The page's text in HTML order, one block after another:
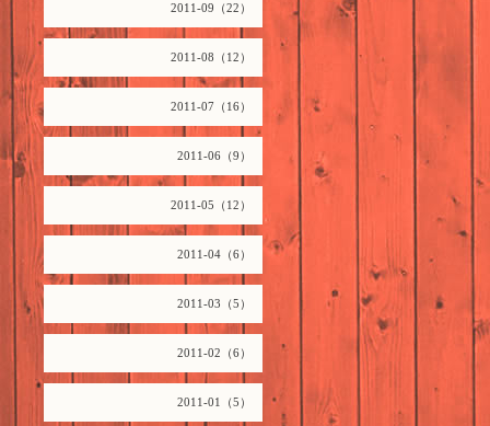
2011-09（22）
2011-08（12）
2011-07（16）
2011-06（9）
2011-05（12）
2011-04（6）
2011-03（5）
2011-02（6）
2011-01（5）